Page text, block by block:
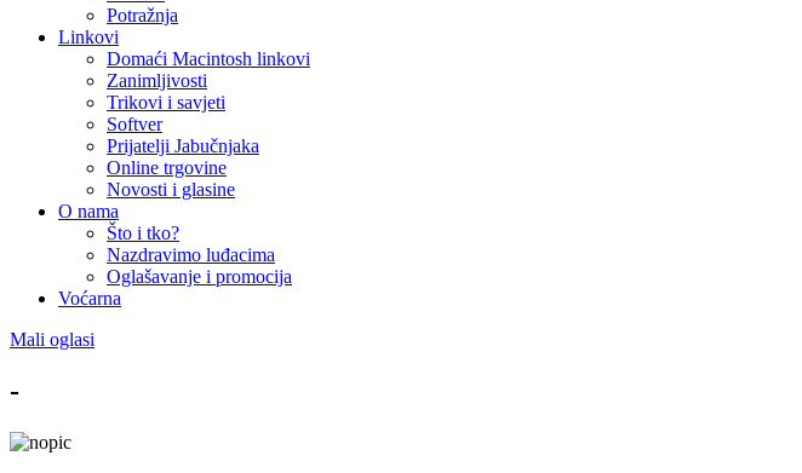
Potražnja
Linkovi
Domaći Macintosh linkovi
Zanimljivosti
Trikovi i savjeti
Softver
Prijatelji Jabučnjaka
Online trgovine
Novosti i glasine
O nama
Što i tko?
Nazdravimo luđacima
Oglašavanje i promocija
Voćarna
Mali oglasi
-